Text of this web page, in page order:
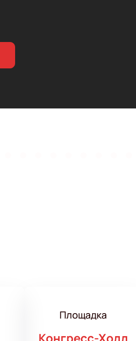
Площадка
Конгресс-Холл